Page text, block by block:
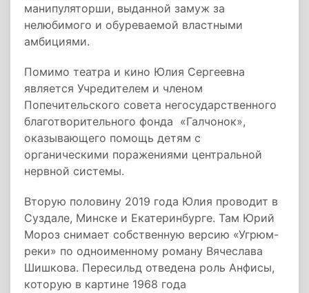
манипуляторши, выданной замуж за
нелюбимого и обуреваемой властными
амбициями.
Помимо театра и кино Юлия Сергеевна
является Учредителем и членом
Попечительского совета негосударственного
благотворительного фонда «Галчонок»,
оказывающего помощь детям с
органическими поражениями центральной
нервной системы.
Вторую половину 2019 года Юлия проводит в
Суздале, Минске и Екатеринбурге. Там Юрий
Мороз снимает собственную версию «Угрюм-
реки» по одноименному роману Вячеслава
Шишкова. Пересильд отведена роль Анфисы,
которую в картине 1968 года